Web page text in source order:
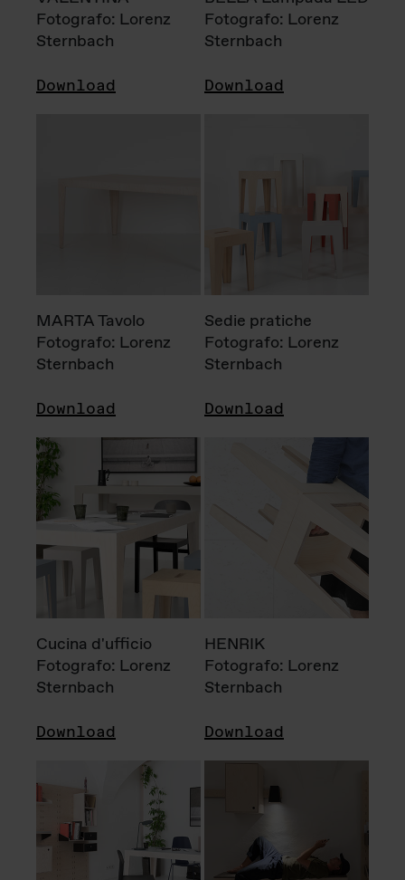
Fotografo: Lorenz
Sternbach
Download
Fotografo: Lorenz
Sternbach
Download
MARTA Tavolo
Fotografo: Lorenz
Sternbach
Download
Sedie pratiche
Fotografo: Lorenz
Sternbach
Download
Cucina d'ufficio
Fotografo: Lorenz
Sternbach
Download
HENRIK
Fotografo: Lorenz
Sternbach
Download